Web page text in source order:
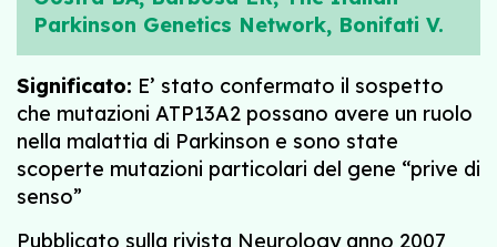
Parkinson Genetics Network, Bonifati V.
Significato: E’ stato confermato il sospetto
che mutazioni ATP13A2 possano avere un ruolo
nella malattia di Parkinson e sono state
scoperte mutazioni particolari del gene “prive di
senso”
Pubblicato sulla rivista Neurology anno 2007